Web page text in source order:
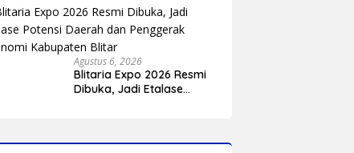
Sekolah, Diduga Peristiwa
Pernah Terjadi
Sebelumnya
Agustus 6, 2026
Blitaria Expo 2026 Resmi
Dibuka, Jadi Etalase